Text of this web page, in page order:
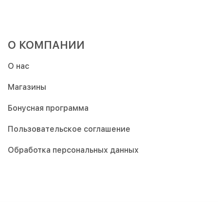
О КОМПАНИИ
О нас
Магазины
Бонусная программа
Пользовательское соглашение
Обработка персональных данных